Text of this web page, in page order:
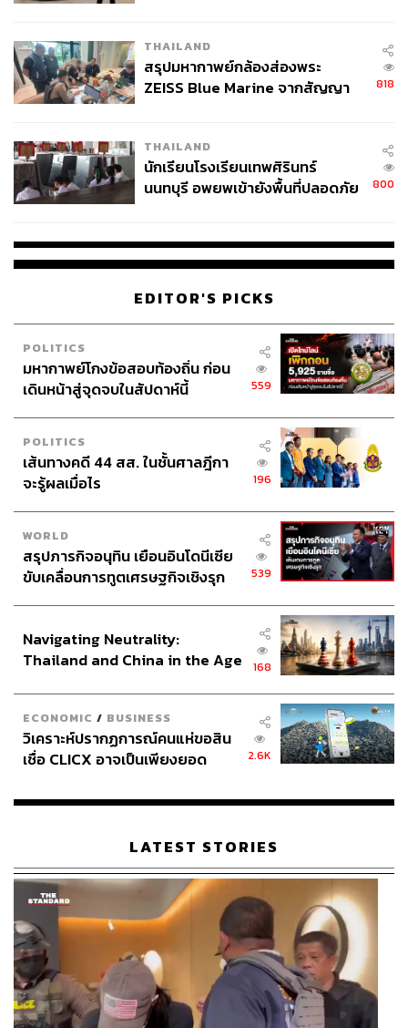
THAILAND
สรุปมหากาพย์กล้องส่องพระ
ZEISS Blue Marine จากสัญญา
จ่ายหนี้-แอบระบุแบรนด์
818
THAILAND
นักเรียนโรงเรียนเทพศิรินทร์
นนทบุรี อพยพเข้ายังพื้นที่ปลอดภัย
800
EDITOR'S PICKS
POLITICS
มหากาพย์โกงข้อสอบท้องถิ่น ก่อน
เดินหน้าสู่จุดจบในสัปดาห์นี้
559
POLITICS
เส้นทางคดี 44 สส. ในชั้นศาลฎีกา
จะรู้ผลเมื่อไร
196
WORLD
สรุปภารกิจอนุทิน เยือนอินโดนีเซีย
ขับเคลื่อนการทูตเศรษฐกิจเชิงรุก
539
Navigating Neutrality:
Thailand and China in the Age
168
ECONOMIC / BUSINESS
วิเคราะห์ปรากฏการณ์คนแห่ขอสิน
เชื่อ CLICX อาจเป็นเพียงยอด
เรือนไทยที่ถูกซุกไว้
2.6K
LATEST STORIES